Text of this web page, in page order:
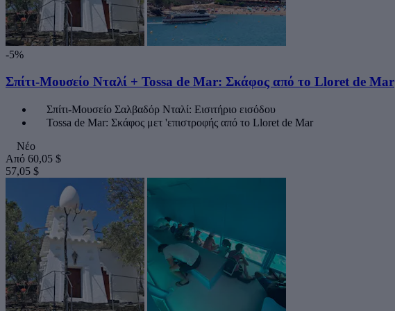
-5%
Σπίτι-Μουσείο Νταλί + Tossa de Mar: Σκάφος από το Lloret de Mar
Σπίτι-Μουσείο Σαλβαδόρ Νταλί: Εισιτήριο εισόδου
Tossa de Mar: Σκάφος μετ 'επιστροφής από το Lloret de Mar
Νέο
Από 60,05 $
57,05 $